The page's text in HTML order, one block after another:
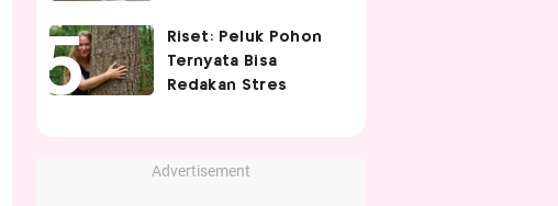
Jantung, tapi Saraf
Simpatis Berlebihan
Riset: Peluk Pohon
Ternyata Bisa
Redakan Stres
Advertisement